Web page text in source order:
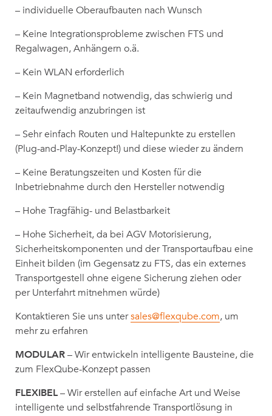
– individuelle Oberaufbauten nach Wunsch
– Keine Integrationsprobleme zwischen FTS und
Regalwagen, Anhängern o.ä.
– Kein WLAN erforderlich
– Kein Magnetband notwendig, das schwierig und
zeitaufwendig anzubringen ist
– Sehr einfach Routen und Haltepunkte zu erstellen
(Plug-and-Play-Konzept!) und diese wieder zu ändern
– Keine Beratungszeiten und Kosten für die
Inbetriebnahme durch den Hersteller notwendig
– Hohe Tragfähig- und Belastbarkeit
– Hohe Sicherheit, da bei AGV Motorisierung,
Sicherheitskomponenten und der Transportaufbau eine
Einheit bilden (im Gegensatz zu FTS, das ein externes
Transportgestell ohne eigene Sicherung ziehen oder
per Unterfahrt mitnehmen würde)
Kontaktieren Sie uns untersales@flexqube.com, um
mehr zu erfahren
MODULAR– Wir entwickeln intelligente Bausteine, die
zum FlexQube-Konzept passen
FLEXIBEL– Wir erstellen auf einfache Art und Weise
intelligente und selbstfahrende Transportlösung in